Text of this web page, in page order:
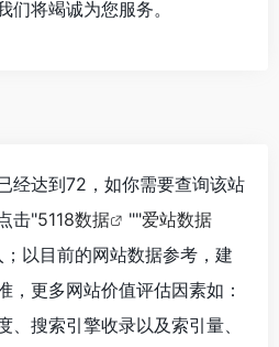
们将竭诚为您服务。
经达到72，如你需要查询该站
击"5118数据 ""爱站数据
；以目前的网站数据参考，建
，更多网站价值评估因素如：
、搜索引擎收录以及索引量、